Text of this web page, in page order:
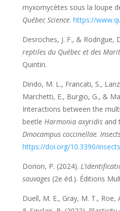
myxomycètes sous la loupe
Québec Science. https://
Desroches, J. F., & Rodrigue,
reptiles du Québec et des
Quintin.
Dindo, M. L., Francati, S.,
Marchetti, E., Burgio, G., &
Interactions between the
beetle Harmonia axyridisand
Dinocampus coccinellae.
https://doi.org/10.3390/
Dorion, P. (2024).
sauvages(2e éd.). Éditions
Duell, M. E., Gray, M. T., Roe,